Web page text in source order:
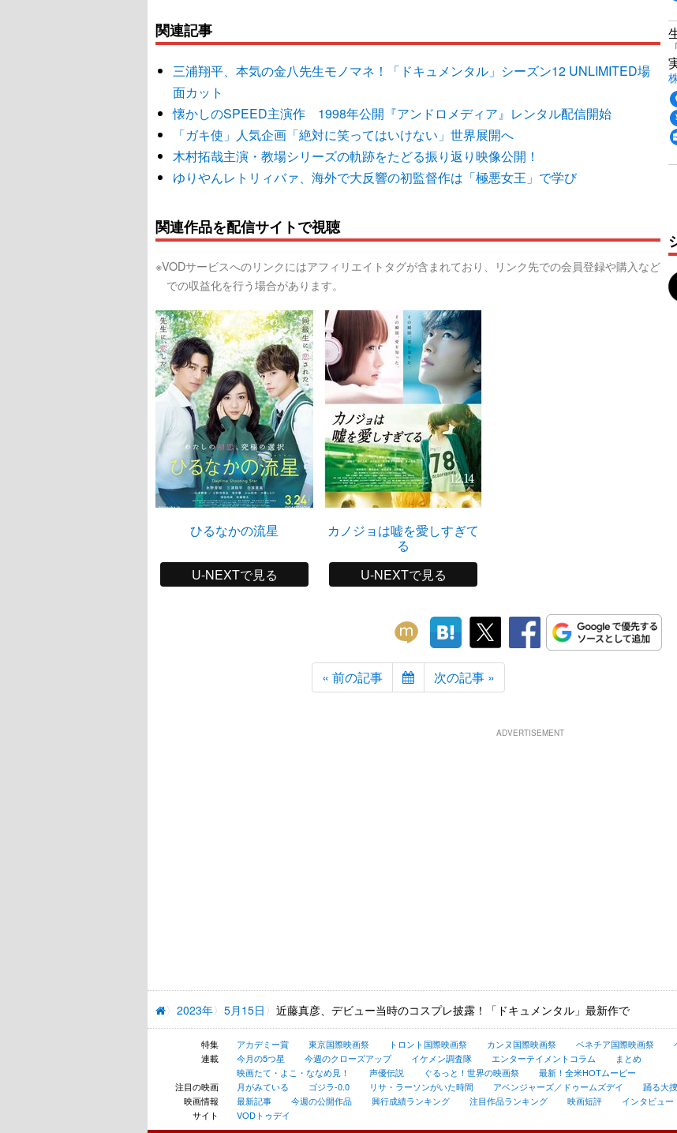
関連記事
三浦翔平、本気の金八先生モノマネ！「ドキュメンタル」シーズン12 UNLIMITED場
面カット
懐かしのSPEED主演作 1998年公開『アンドロメディア』レンタル配信開始
「ガキ使」人気企画「絶対に笑ってはいけない」世界展開へ
木村拓哉主演・教場シリーズの軌跡をたどる振り返り映像公開！
ゆりやんレトリィバァ、海外で大反響の初監督作は「極悪女王」で学び
関連作品を配信サイトで視聴
※VODサービスへのリンクにはアフィリエイトタグが含まれており、リンク先での会員登録や購入など
での収益化を行う場合があります。
ひるなかの流星
U-NEXTで見る
カノジョは嘘を愛しすぎて
る
U-NEXTで見る
« 前の記事 次の記事 »
ADVERTISEMENT
2023年 5月15日 近藤真彦、デビュー当時のコスプレ披露！「ドキュメンタル」最新作で
特集 アカデミー賞 東京国際映画祭 トロント国際映画祭 カンヌ国際映画祭 ベネチア国際映画祭
連載
今月の5つ星 今週のクローズアップ イケメン調査隊 エンターテイメントコラム
まとめ
映画たて・よこ・ななめ見！
声優伝説 ぐるっと！世界の映画祭
最新！全米HOTムービー
注目の映画
月がみている ゴジラ-0.0 リサ・ラーソンがいた時間 アベンジャーズ／ドゥームズデイ
踊る大
映画情報
最新記事 今週の公開作品 興行成績ランキング 注目作品ランキング 映画短評 インタビュー
サイト
VODトゥデイ